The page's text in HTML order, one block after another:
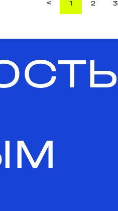
< 1 2 3